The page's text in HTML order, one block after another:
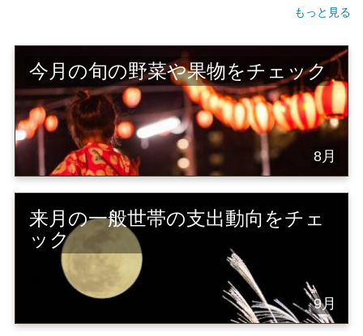
もっと見る
今月の旬の野菜や果物をチェック
8月
来月の一般世帯の支出動向をチェ
ック
9月